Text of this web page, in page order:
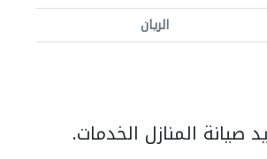
الريان
صيانة المنازل الخدمات.